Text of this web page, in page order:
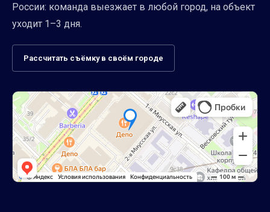
России: команда выезжает в любой город, на объект
уходит 1–3 дня.
Рассчитать съёмку в своём городе